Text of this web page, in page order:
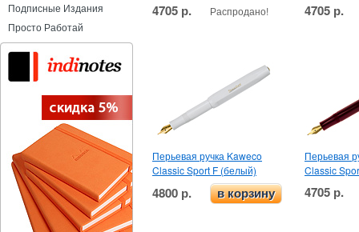
Подписные Издания
Просто Работай
4705 р. Распродано! 4705 р.
Перьевая ручка Kaweco
Classic Sport F (белый)
4800 р. в корзину
Перьевая
Classic
4705 р.